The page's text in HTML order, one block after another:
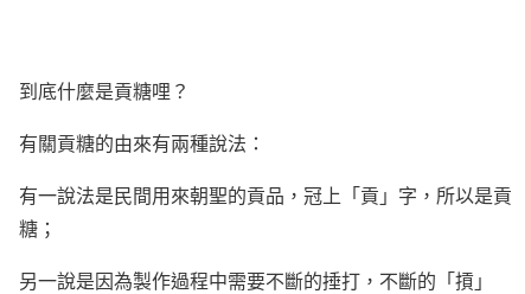
到底什麼是貢糖哩？
有關貢糖的由來有兩種說法：
有一說法是民間用來朝聖的貢品，冠上「貢」字，所以是貢
糖；
另一說是因為製作過程中需要不斷的捶打，不斷的「摃」